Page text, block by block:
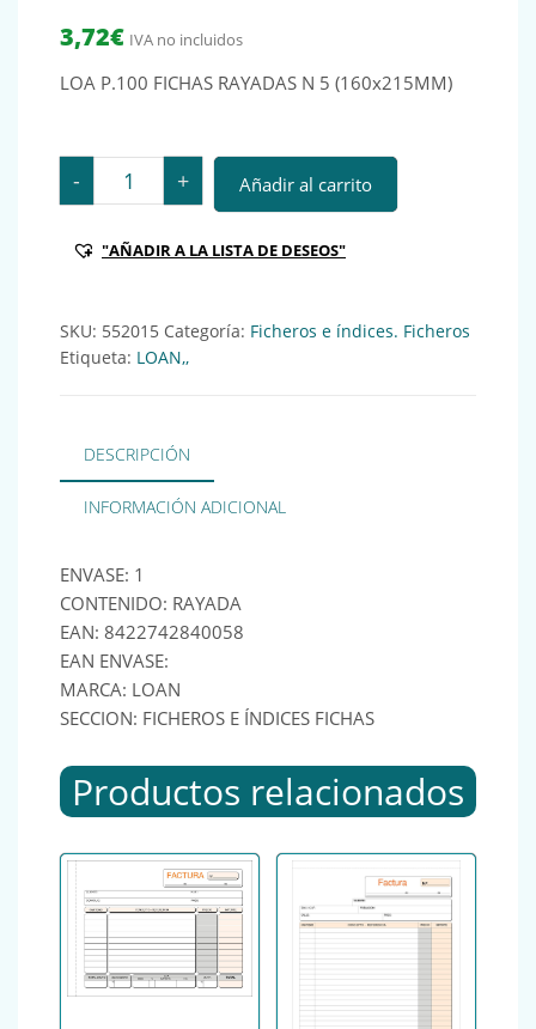
3,72€ IVA no incluidos
LOA P.100 FICHAS RAYADAS N 5 (160x215MM)
- LOA P.100 FICHAS RAYADAS N 5 (160x215MM) Ref.:
+ Añadir al carrito
"AÑADIR A LA LISTA DE DESEOS"
SKU: 552015 Categoría: Ficheros e índices. Ficheros
Etiqueta: LOAN,,
DESCRIPCIÓN
INFORMACIÓN ADICIONAL
ENVASE: 1
CONTENIDO: RAYADA
EAN: 8422742840058
EAN ENVASE:
MARCA: LOAN
SECCION: FICHEROS E ÍNDICES FICHAS
Productos relacionados